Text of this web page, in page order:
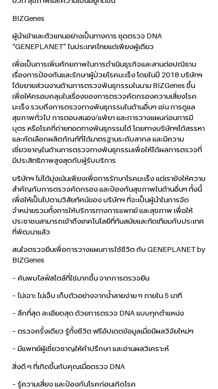
BIZGenes
ผู้นำเข้าและตัวแทนอย่างเป็นทางการ ชุดตรวจ DNA
“GENEPLANET” ในประเทศไทยแต่เพียงผู้เดียว
เพื่อเป็นการเพิ่มศักยภาพในการดำเนินธุรกิจและสานต่อปณิธาน
เรื่องการป้องกันและรักษาผู้ป่วยโรคมะเร็ง โดยในปี 2018 บริษัทฯ
ได้ขยายส่วนงานด้านการตรวจพันธุกรรมในนาม BIZGenes ขึ้น
เพื่อให้ครอบคลุมในเรื่องของการตรวจคัดกรองความเสี่ยงโรค
มะเร็ง รวมถึงการตรวจทางพันธุกรรมในด้านอื่นๆ เช่น การดูแล
สุขภาพทั่วไป การตอบสนอง/แพ้ยา และการวางแผนก่อนการมี
บุตร หรือโรคที่ถ่ายทอดทางพันธุกรรมได้ โดยทางบริษัทฯได้สรรหา
และคัดเลือกผลิตภัณฑ์ที่ได้มาตรฐานระดับสากล และมีความ
เชี่ยวชาญในด้านการตรวจทางพันธุกรรมเพื่อให้ได้ผลการตรวจที่
มีประสิทธิภาพสูงสุดกับผู้รับบริการ
บริษัทฯ ไม่ได้มุ่งเน้นเพียงเพื่อการรักษาโรคมะเร็ง แต่เรายังให้ความ
สำคัญกับการตรวจคัดกรอง และป้องกันสุขภาพในด้านอื่นๆ ทั้งนี้
เพื่อให้เป็นไปตามวิสัยทัศน์ของ บริษัทฯ ที่จะเป็นผู้นำในการจัด
จำหน่ายรวมทั้งการให้บริการทางการแพทย์ และสุขภาพ เพื่อให้
ประชาชนสามารถเข้าถึงเทคโนโลยีที่ทันสมัยและทัดเทียมกับประเทศ
ที่พัฒนาแล้ว
สนใจตรวจยีนเพื่อการวางแผนการใช้ชีวิต กับ GENEPLANET by
BIZGenes
– ค้นพบไลฟ์สไตล์ที่ใช่มากขึ้น จากการตรวจยีน
– ไม่เจาะ ไม่เจ็บ เก็บตัวอย่างจากน้ำลายง่าย ๆ ภายใน 5 นาที
– ลึกที่สุด ละเอียดสุด ด้วยการตรวจ DNA แบบทุกตำแหน่ง
– ตรวจครั้งเดียว รู้ทั้งชีวิต ฟรีอัปเดตข้อมูลเมื่อมีผลวิจัยใหม่ๆ
– มีแพทย์ผู้เชี่ยวชาญให้คำปรึกษา และอ่านผลวิเคราะห์
สิ่งดี ๆ ที่เกิดขึ้นกับคุณเมื่อตรวจ DNA
– รู้ความเสี่ยง และป้องกันโรคก่อนเกิดโรค